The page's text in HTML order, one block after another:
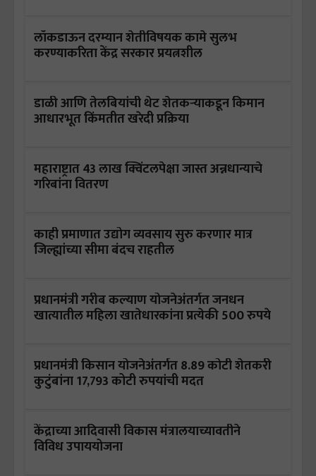
लॉकडाऊन दरम्यान शेतीविषयक कामे सुलभ
करण्याकरिता केंद्र सरकार प्रयत्नशील
डाळी आणि तेलबियांची थेट शेतकऱ्याकडून किमान
आधारभूत किंमतीत खरेदी प्रक्रिया
महाराष्ट्रात 43 लाख क्विंटलपेक्षा जास्त अन्नधान्याचे
गरिबांना वितरण
काही प्रमाणात उद्योग व्यवसाय सुरु करणार मात्र
जिल्ह्यांच्या सीमा बंदच राहतील
प्रधानमंत्री गरीब कल्याण योजनेअंतर्गत जनधन
खात्यातील महिला खातेधारकांना प्रत्येकी 500 रुपये
प्रधानमंत्री किसान योजनेअंतर्गत 8.89 कोटी शेतकरी
कुटुंबांना 17,793 कोटी रुपयांची मदत
केंद्राच्या आदिवासी विकास मंत्रालयाच्यावतीने
विविध उपाययोजना